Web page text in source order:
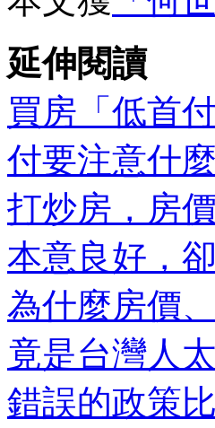
延伸閱讀
買房「低首
付要注意什
打炒房，房
本意良好，
為什麼房價
竟是台灣人
錯誤的政策